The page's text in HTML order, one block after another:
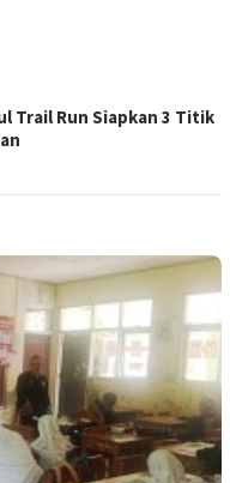
Trail Run Siapkan 3 Titik